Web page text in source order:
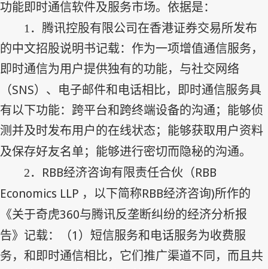
功能即时通信软件及服务市场。依据是：
1 ．腾讯控股有限公司在香港证券交易所发布
的中文招股说明书记载：作为一项增值通信服务，
即时通信为用户提供独有的功能，与社交网络
（SNS）、电子邮件和电话相比，即时通信服务具
有以下功能：跨平台和跨终端设备的沟通；能够侦
测并及时发布用户的在线状态；能够获取用户资料
及保存好友名单；能够进行密切而隐秘的沟通。
2． RBB经济咨询有限责任合伙（RBB
Economics LLP ，以下简称RBB经济咨询)所作的
《关于奇虎360与腾讯反垄断纠纷的经济分析报
告》记载：（1 ）短信服务和电话服务为收费服
务，和即时通信相比，它们推广渠道不同，而且共